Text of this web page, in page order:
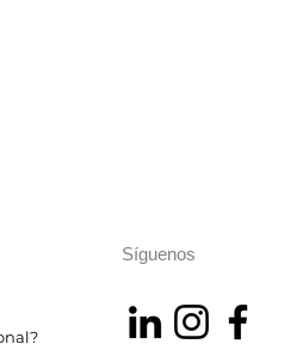
Síguenos